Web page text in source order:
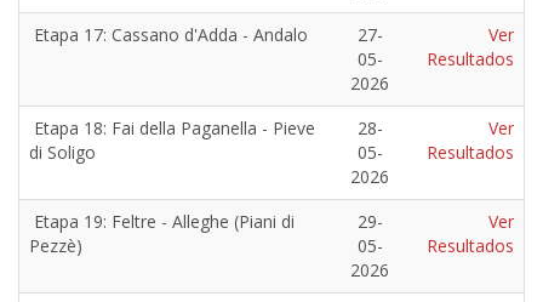
Etapa 17: Cassano d'Adda - Andalo
27-
05-
2026
Ver
Resultados
Etapa 18: Fai della Paganella - Pieve
di Soligo
28-
05-
2026
Ver
Resultados
Etapa 19: Feltre - Alleghe (Piani di
Pezzè)
29-
05-
2026
Ver
Resultados